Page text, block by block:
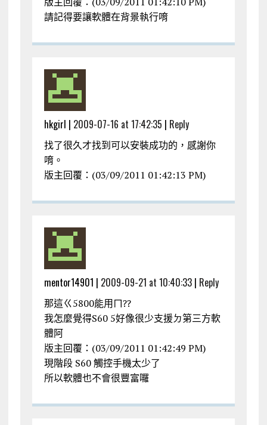
請記得要讓軟體在背景執行唷
hkgirl | 2009-07-16 at 17:42:35 | Reply
找了很久才找到可以安裝成功的，感謝你
唷。
版主回覆：(03/09/2011 01:42:13 PM)
mentor14901 | 2009-09-21 at 10:40:33| Reply
那這ㄍ5800能用ㄇ??
我怎麼覺得S60 5好像很少支援ㄉ第三方軟
體阿
版主回覆：(03/09/2011 01:42:49 PM)
現階段 S60 觸控手機太少了
所以軟體也不會很豐富囉